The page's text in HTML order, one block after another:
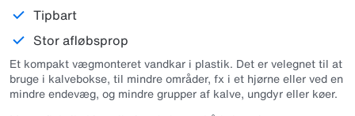
Tipbart
Stor afløbsprop
Et kompakt vægmonteret vandkar i plastik. Det er velegnet til at
bruge i kalvebokse, til mindre områder, fx i et hjørne eller ved en
mindre endevæg, og mindre grupper af kalve, ungdyr eller køer.